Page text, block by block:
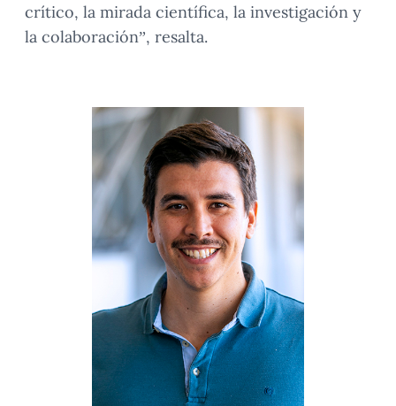
crítico, la mirada científica, la investigación y
la colaboración”, resalta.